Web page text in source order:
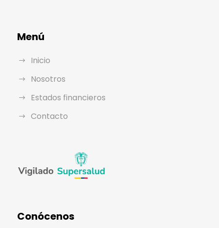
Menú
Inicio
Nosotros
Estados financieros
Contacto
Conócenos